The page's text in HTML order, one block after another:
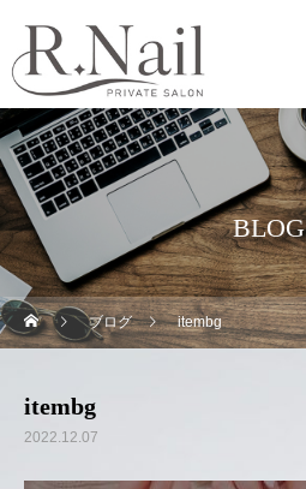
BLOG
ブログ itembg
itembg
2022.12.07